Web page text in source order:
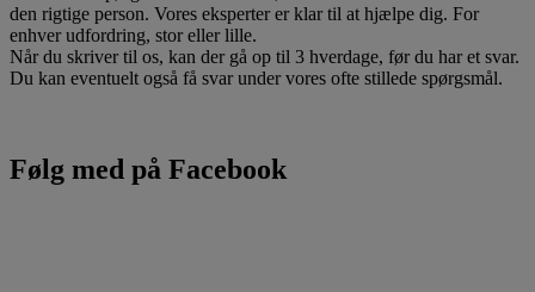
den rigtige person. Vores eksperter er klar til at hjælpe dig. For
enhver udfordring, stor eller lille.
Når du skriver til os, kan der gå op til 3 hverdage, før du har et svar.
Du kan eventuelt også få svar under vores ofte stillede spørgsmål.
Følg med på Facebook